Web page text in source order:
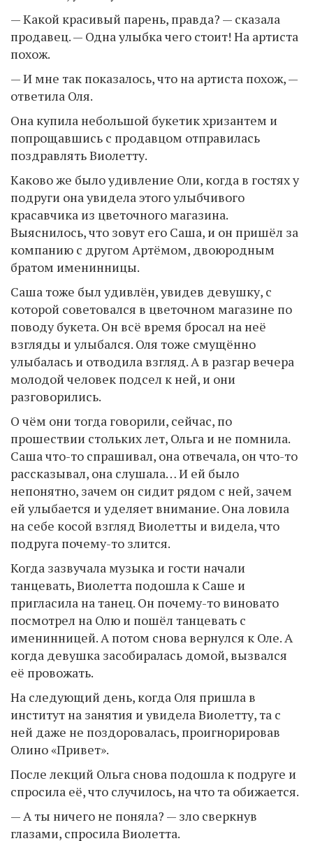
— Какой красивый парень, правда? — сказала
продавец. — Одна улыбка чего стоит! На артиста
похож.
— И мне так показалось, что на артиста похож, —
ответила Оля.
Она купила небольшой букетик хризантем и
попрощавшись с продавцом отправилась
поздравлять Виолетту.
Каково же было удивление Оли, когда в гостях у
подруги она увидела этого улыбчивого
красавчика из цветочного магазина.
Выяснилось, что зовут его Саша, и он пришёл за
компанию с другом Артёмом, двоюродным
братом именинницы.
Саша тоже был удивлён, увидев девушку, с
которой советовался в цветочном магазине по
поводу букета. Он всё время бросал на неё
взгляды и улыбался. Оля тоже смущённо
улыбалась и отводила взгляд. А в разгар вечера
молодой человек подсел к ней, и они
разговорились.
О чём они тогда говорили, сейчас, по
прошествии стольких лет, Ольга и не помнила.
Саша что-то спрашивал, она отвечала, он что-то
рассказывал, она слушала… И ей было
непонятно, зачем он сидит рядом с ней, зачем
ей улыбается и уделяет внимание. Она ловила
на себе косой взгляд Виолетты и видела, что
подруга почему-то злится.
Когда зазвучала музыка и гости начали
танцевать, Виолетта подошла к Саше и
пригласила на танец. Он почему-то виновато
посмотрел на Олю и пошёл танцевать с
именинницей. А потом снова вернулся к Оле. А
когда девушка засобиралась домой, вызвался
её провожать.
На следующий день, когда Оля пришла в
институт на занятия и увидела Виолетту, та с
ней даже не поздоровалась, проигнорировав
Олино «Привет».
После лекций Ольга снова подошла к подруге и
спросила её, что случилось, на что та обижается.
— А ты ничего не поняла? — зло сверкнув
глазами, спросила Виолетта.